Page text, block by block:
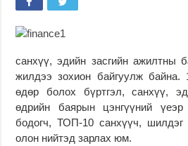
санхүү, эдийн засгийн ажилтны
жилдээ зохион байгуулж
өдөр болох бүртгэл, санхүү,
өдрийн баярын цэнгүүний
бодогч, ТОП-10 санхүүч, шилдэг
олон нийтэд зарлах юм.